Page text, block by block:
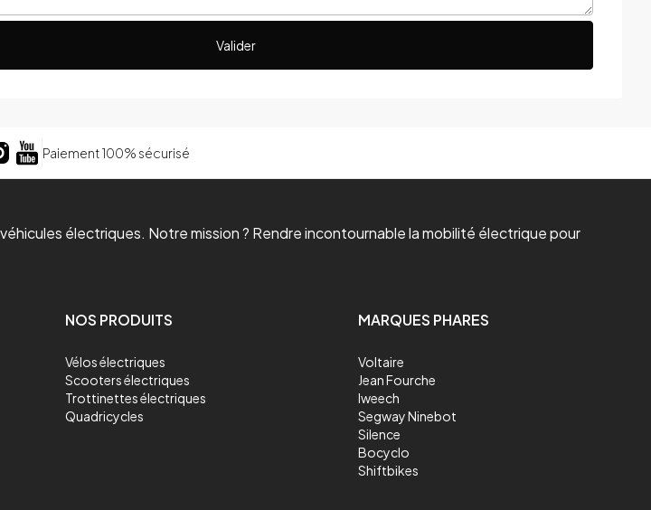
Valider
Paiement 100% sécurisé
électriques. Notre mission ? Rendre incontournable la mobilité électrique pour
NOS PRODUITS
Vélos électriques
Scooters électriques
Trottinettes électriques
Quadricycles
MARQUES PHARES
Voltaire
Jean Fourche
Iweech
Segway Ninebot
Silence
Bocyclo
Shiftbikes